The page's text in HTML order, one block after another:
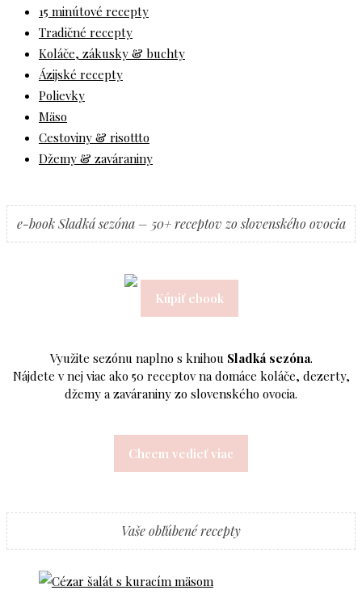
15 minútové recepty
Tradičné recepty
Koláče, zákusky & buchty
Ázijské recepty
Polievky
Mäso
Cestoviny & risottto
Džemy & zaváraniny
e-book Sladká sezóna – 50+ receptov zo slovenského ovocia
Kúpiť ebook
Využite sezónu naplno s knihou Sladká sezóna.
Nájdete v nej viac ako 50 receptov na domáce koláče, dezerty,
džemy a zaváraniny zo slovenského ovocia.
Chcem vedieť viac
Vaše obľúbené recepty